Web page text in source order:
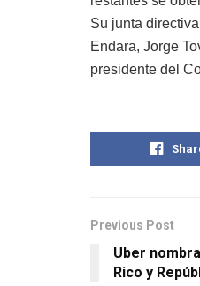
Su junta
Endara, Jorge
presidente del
Previous Post
Uber
Rico y